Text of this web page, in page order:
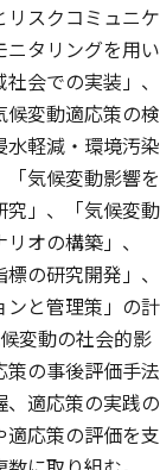
スクコミュニケ
タリングを用い
会での実装」、
候変動適応策の検
軽減・環境汚染
気候変動影響を
究」、「気候変動
オの構築」、
の研究開発」、
ンと管理策」の計
変動の社会的影
の事後評価手法
適応策の実践の
応策の評価を支